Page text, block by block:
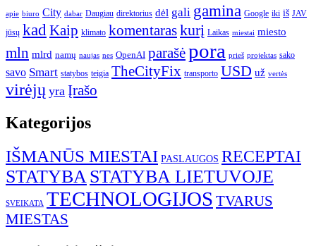
apie biuro City dabar Daugiau direktorius dėl gali gamina Google iki iš JAV
jūsų kad Kaip klimato komentaraskurį Laikas miestai miesto
mln mlrd namų naujas nes OpenAI parašėpora prieš projektas sako
savo Smart statybos teigia TheCityFix transporto USD už vertės
virėjų yra Įrašo
Kategorijos
IŠMANŪS MIESTAI PASLAUGOS RECEPTAI
STATYBASTATYBA LIETUVOJE
SVEIKATA TECHNOLOGIJOS TVARUS
MIESTAS